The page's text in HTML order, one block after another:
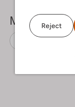
Reject
Mehr sehen